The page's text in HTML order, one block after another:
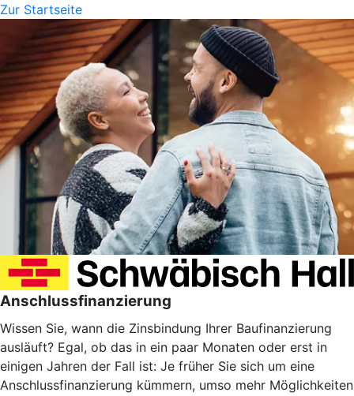
Zur Startseite
Anschlussfinanzierung
Wissen Sie, wann die Zinsbindung Ihrer Baufinanzierung
ausläuft? Egal, ob das in ein paar Monaten oder erst in
einigen Jahren der Fall ist: Je früher Sie sich um eine
Anschlussfinanzierung kümmern, umso mehr Möglichkeiten